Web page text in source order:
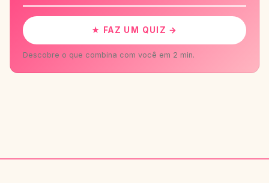
★ FAZ UM QUIZ →
Descobre o que combina com você em 2 min.